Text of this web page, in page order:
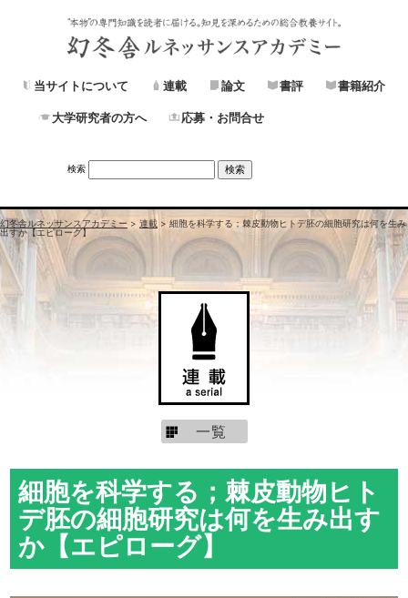
当サイトについて 連載 論文 書評 書籍紹介
大学研究者の方へ 応募・お問合せ
検索
幻冬舎ルネッサンスアカデミー > 連載 > 細胞を科学する；棘皮動物ヒトデ胚の細胞研究は何を生み
出すか【エピローグ】
一覧
細胞を科学する；棘皮動物ヒト
デ胚の細胞研究は何を生み出す
か【エピローグ】